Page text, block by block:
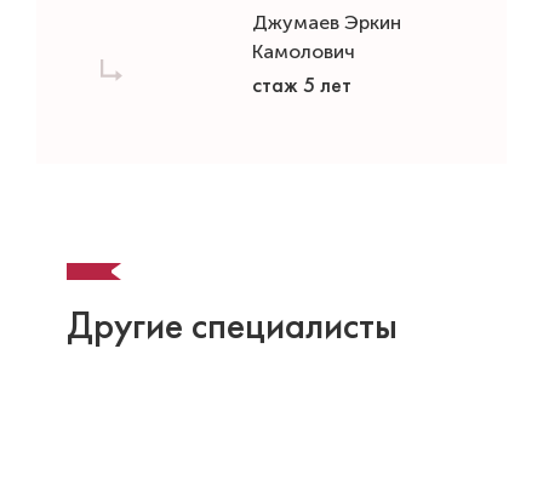
Джумаев Эркин
Камолович
стаж 5 лет
Другие специалисты